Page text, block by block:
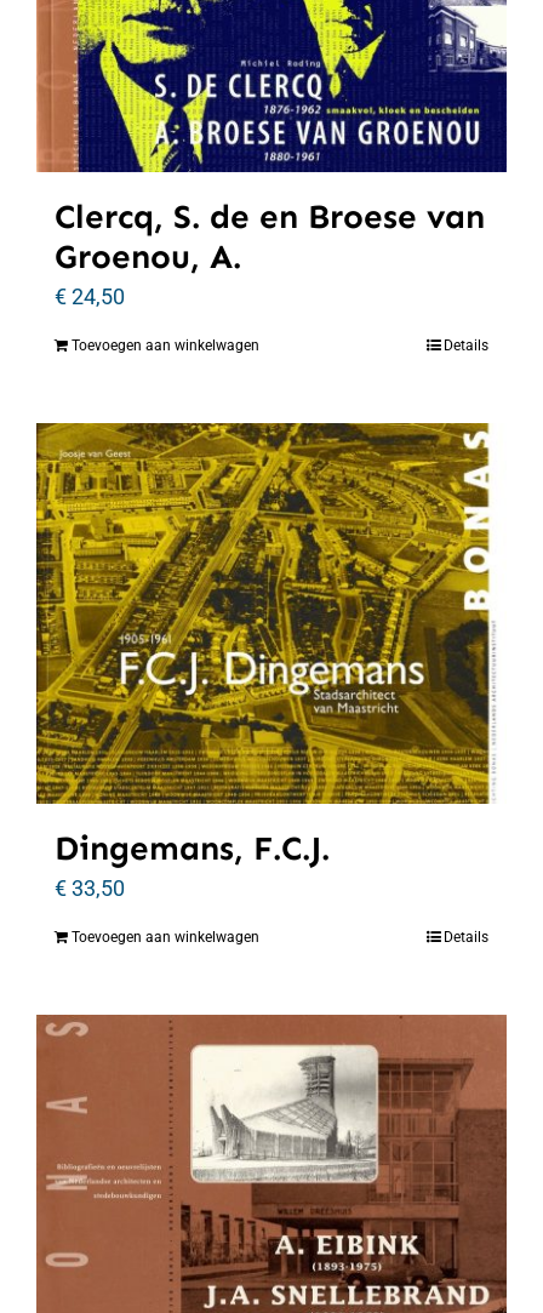
Clercq, S. de en Broese van
Groenou, A.
€24,50
Toevoegen aan winkelwagen Details
Dingemans, F.C.J.
€33,50
Toevoegen aan winkelwagen Details